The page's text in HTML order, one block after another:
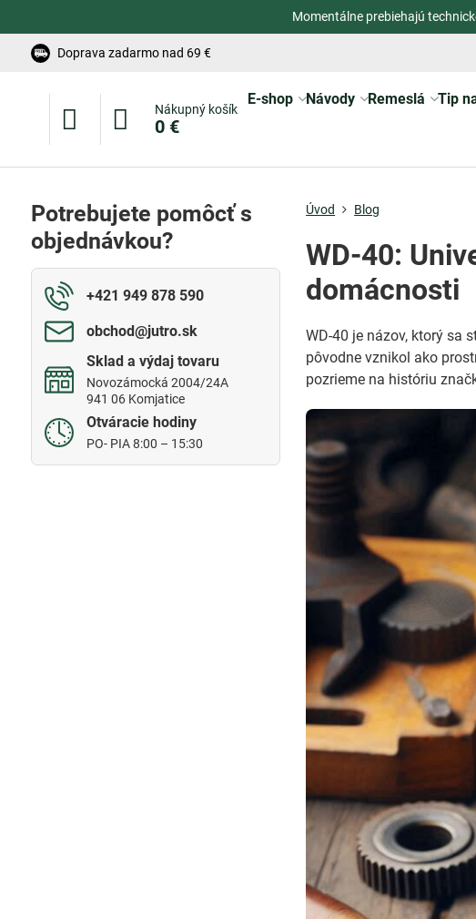
Momentálne prebiehajú
Doprava zadarmo nad 69 €
Nákupný košík
0 €
E-shop Návody Remeslá Tip
Úvod Blog
WD-40:
domácnosti
WD-40 je názov, ktorý sa
pôvodne vznikol ako
pozrieme na históriu
Potrebujete pomôcť s
objednávkou?
+421 949 878 590
obchod​@jutro​.sk
Sklad a výdaj tovaru
Novozámocká 2004/24A
941 06 Komjatice
Otváracie hodiny
PO- PIA 8:00 – 15:30